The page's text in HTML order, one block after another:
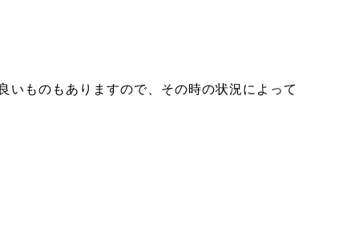
いものもありますので、その時の状況によって